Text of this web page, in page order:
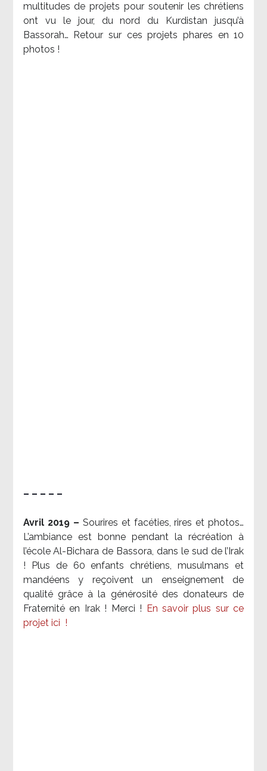
multitudes de projets pour soutenir les chrétiens
ont vu le jour, du nord du Kurdistan jusqu’à
Bassorah… Retour sur ces projets phares en 10
photos !
– – – – –
Avril 2019 – Sourires et facéties, rires et photos…
L’ambiance est bonne pendant la récréation à
l’école Al-Bichara de Bassora, dans le sud de l’Irak
! Plus de 60 enfants chrétiens, musulmans et
mandéens y reçoivent un enseignement de
qualité grâce à la générosité des donateurs de
Fraternité en Irak ! Merci !
En savoir plus sur ce
projet ici !